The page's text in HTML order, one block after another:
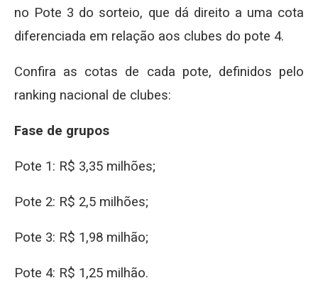
no Pote 3 do sorteio, que dá direito a uma cota
diferenciada em relação aos clubes do pote 4.
Confira as cotas de cada pote, definidos pelo
ranking nacional de clubes:
Fase de grupos
Pote 1: R$ 3,35 milhões;
Pote 2: R$ 2,5 milhões;
Pote 3: R$ 1,98 milhão;
Pote 4: R$ 1,25 milhão.